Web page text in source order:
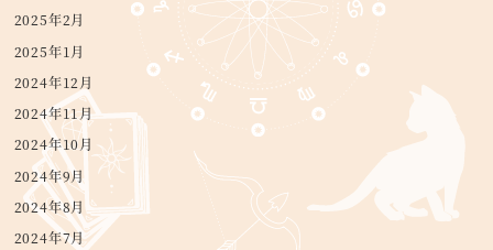
2025年2月
2025年1月
2024年12月
2024年11月
2024年10月
2024年9月
2024年8月
2024年7月